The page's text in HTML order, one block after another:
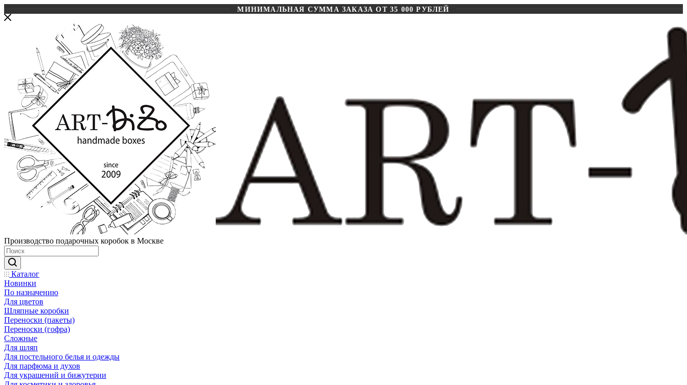
МИНИМАЛЬНАЯ СУММА ЗАКАЗА ОТ 35 000 РУБЛЕЙ
Производство подарочных коробок в Москве
Каталог
Новинки
По назначению
Для цветов
Шляпные коробки
Переноски (пакеты)
Переноски (гофра)
Сложные
Для шляп
Для постельного белья и одежды
Для парфюма и духов
Для украшений и бижутерии